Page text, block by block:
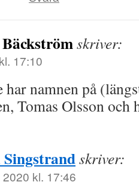
skriver:
17:10
har namnen på
Tomas Olsson och
Singstrandskriver:
kl. 17:46